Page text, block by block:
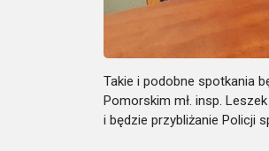
Takie i podobne spotkania
Pomorskim mł. insp.
i będzie przybliżanie Policji